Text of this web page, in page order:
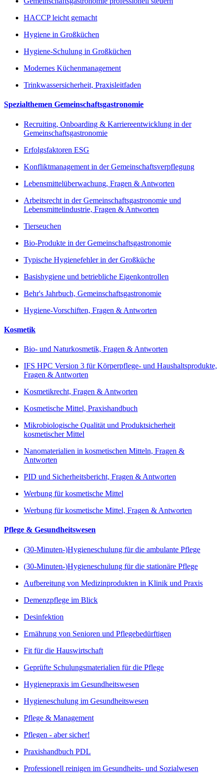
HACCP leicht gemacht
Hygiene in Großküchen
Hygiene-Schulung in Großküchen
Modernes Küchenmanagement
Trinkwassersicherheit, Praxisleitfaden
Spezialthemen Gemeinschaftsgastronomie
Recruiting, Onboarding & Karriereentwicklung in der
Gemeinschaftsgastronomie
Erfolgsfaktoren ESG
Konfliktmanagement in der Gemeinschaftsverpflegung
Lebensmittelüberwachung, Fragen & Antworten
Arbeitsrecht in der Gemeinschaftsgastronomie und
Lebensmittelindustrie, Fragen & Antworten
Tierseuchen
Bio-Produkte in der Gemeinschaftsgastronomie
Typische Hygienefehler in der Großküche
Basishygiene und betriebliche Eigenkontrollen
Behr's Jahrbuch, Gemeinschaftsgastronomie
Hygiene-Vorschiften, Fragen & Antworten
Kosmetik
Bio- und Naturkosmetik, Fragen & Antworten
IFS HPC Version 3 für Körperpflege- und Haushaltsprodukte,
Fragen & Antworten
Kosmetikrecht, Fragen & Antworten
Kosmetische Mittel, Praxishandbuch
Mikrobiologische Qualität und Produktsicherheit
kosmetischer Mittel
Nanomaterialien in kosmetischen Mitteln, Fragen &
Antworten
PID und Sicherheitsbericht, Fragen & Antworten
Werbung für kosmetische Mittel
Werbung für kosmetische Mittel, Fragen & Antworten
Pflege & Gesundheitswesen
(30-Minuten-)Hygieneschulung für die ambulante Pflege
(30-Minuten-)Hygieneschulung für die stationäre Pflege
Aufbereitung von Medizinprodukten in Klinik und Praxis
Demenzpflege im Blick
Desinfektion
Ernährung von Senioren und Pflegebedürftigen
Fit für die Hauswirtschaft
Geprüfte Schulungsmaterialien für die Pflege
Hygienepraxis im Gesundheitswesen
Hygieneschulung im Gesundheitswesen
Pflege & Management
Pflegen - aber sicher!
Praxishandbuch PDL
Professionell reinigen im Gesundheits- und Sozialwesen